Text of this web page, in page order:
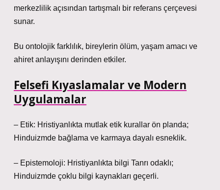
merkezlilik açısından tartışmalı bir referans çerçevesi
sunar.
Bu ontolojik farklılık, bireylerin ölüm, yaşam amacı ve
ahiret anlayışını derinden etkiler.
Felsefi Kıyaslamalar ve Modern
Uygulamalar
– Etik: Hristiyanlıkta mutlak etik kurallar ön planda;
Hinduizmde bağlama ve karmaya dayalı esneklik.
– Epistemoloji: Hristiyanlıkta bilgi Tanrı odaklı;
Hinduizmde çoklu bilgi kaynakları geçerli.